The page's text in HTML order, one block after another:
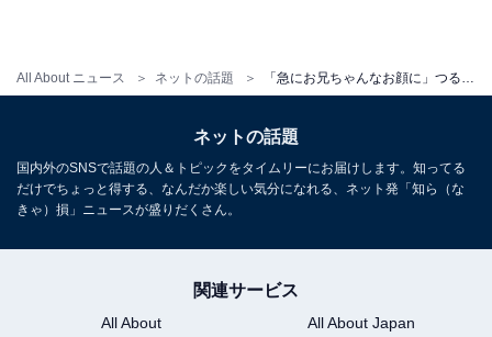
All About ニュース ネットの話題
ネットの話題
国内外のSNSで話題の人＆トピックをタイムリーにお届けします。知ってる
だけでちょっと得する、なんだか楽しい気分になれる、ネット発「知ら（な
きゃ）損」ニュースが盛りだくさん。
関連サービス
All About
All About Japan